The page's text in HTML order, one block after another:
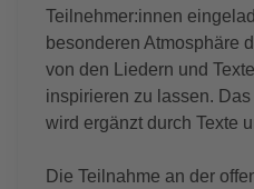
Teilnehmer:innen
besonderen Atmosphäre
von den Liedern und
inspirieren zu lassen.
wird ergänzt durch Texte
Die Teilnahme an der